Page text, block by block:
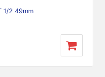
1/2 49mm